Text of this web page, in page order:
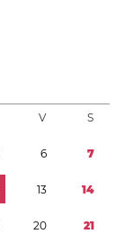
V S
6 7
13 14
20 21